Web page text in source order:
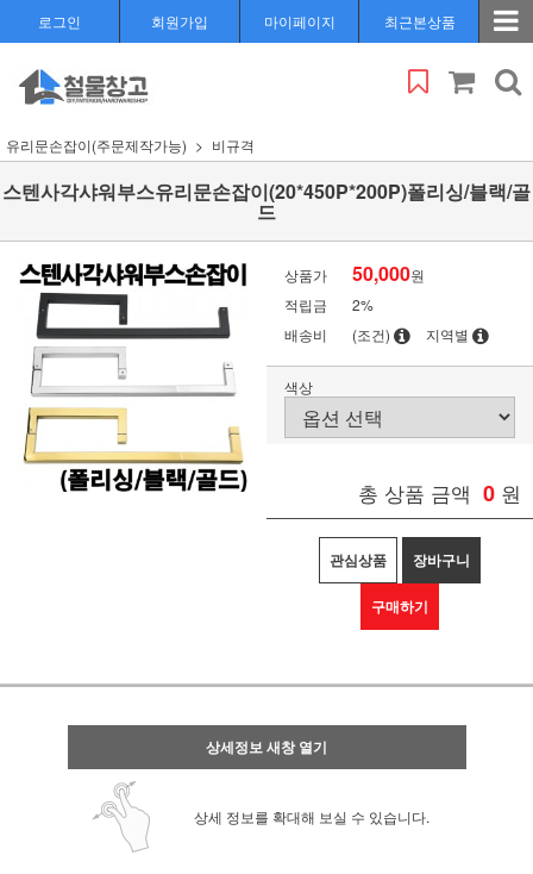
로그인 회원가입 마이페이지 최근본상품
유리문손잡이(주문제작가능) 비규격
스텐사각샤워부스유리문손잡이(20*450P*200P)폴리싱/블랙/골
드
상품가 50,000원
적립금
2%
배송비
(조건) 지역별
색상
총 상품 금액 0 원
관심상품 장바구니
구매하기
상세정보 새창 열기
상세 정보를 확대해 보실 수 있습니다.